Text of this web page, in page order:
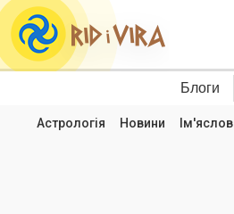
Блоги
Астрологія Новини Ім'яслов